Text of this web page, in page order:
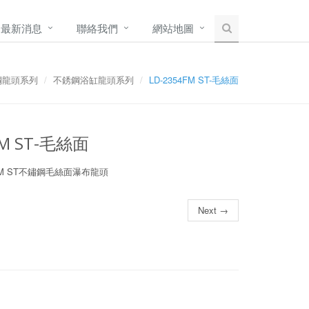
最新消息 聯絡我們 網站地圖
頭系列 不銹鋼浴缸龍頭系列 LD-2354FM ST-毛絲面
ST-毛絲面
ST不鏽鋼毛絲面瀑布龍頭
Next →